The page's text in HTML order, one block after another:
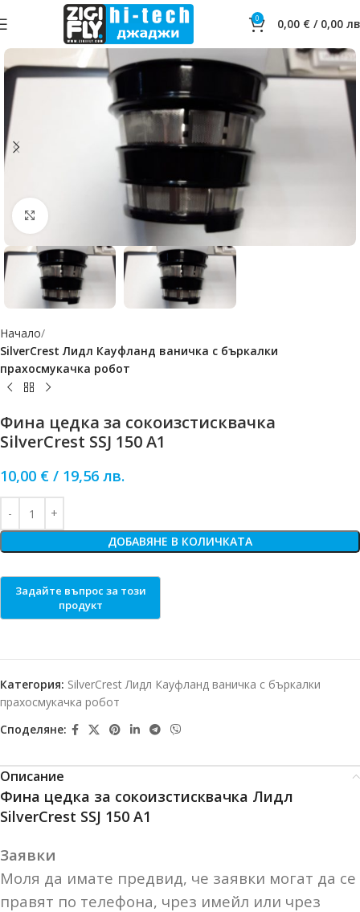
0 0,00 € / 0,00
Начало
SilverCrest Лидл Кауфланд ваничка с бъркалки
прахосмукачка робот
Фина цедка за сокоизстисквачка
SilverCrest SSJ 150 A1
10,00 € / 19,56 лв.
ДОБАВЯНЕ В КОЛИЧКАТА
Категория: SilverCrest Лидл Кауфланд ваничка с бъркалки
прахосмукачка робот
Споделяне:
Описание
Фина цедка за сокоизстисквачка Лидл
SilverCrest SSJ 150 A1
Заявки
Моля да имате предвид, че заявки могат да се
правят по телефона, чрез имейл или чрез